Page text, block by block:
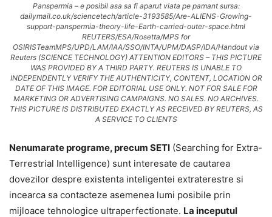
Panspermia – e posibil asa sa fi aparut viata pe pamant sursa:
dailymail.co.uk/sciencetech/article-3193585/Are-ALIENS-Growing-
support-panspermia-theory-life-Earth-carried-outer-space.html
REUTERS/ESA/Rosetta/MPS for
OSIRISTeamMPS/UPD/LAM/IAA/SSO/INTA/UPM/DASP/IDA/Handout via
Reuters (SCIENCE TECHNOLOGY) ATTENTION EDITORS – THIS PICTURE
WAS PROVIDED BY A THIRD PARTY. REUTERS IS UNABLE TO
INDEPENDENTLY VERIFY THE AUTHENTICITY, CONTENT, LOCATION OR
DATE OF THIS IMAGE. FOR EDITORIAL USE ONLY. NOT FOR SALE FOR
MARKETING OR ADVERTISING CAMPAIGNS. NO SALES. NO ARCHIVES.
THIS PICTURE IS DISTRIBUTED EXACTLY AS RECEIVED BY REUTERS, AS
A SERVICE TO CLIENTS
Nenumarate programe, precum SETI (Searching for Extra-
Terrestrial Intelligence) sunt interesate de cautarea
dovezilor despre existenta inteligentei extraterestre si
incearca sa contacteze asemenea lumi posibile prin
mijloace tehnologice ultraperfectionate. La inceputul